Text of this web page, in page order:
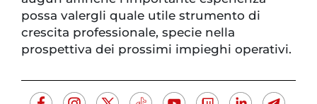
possa valergli quale utile strumento di
crescita professionale, specie nella
prospettiva dei prossimi impieghi operativi.